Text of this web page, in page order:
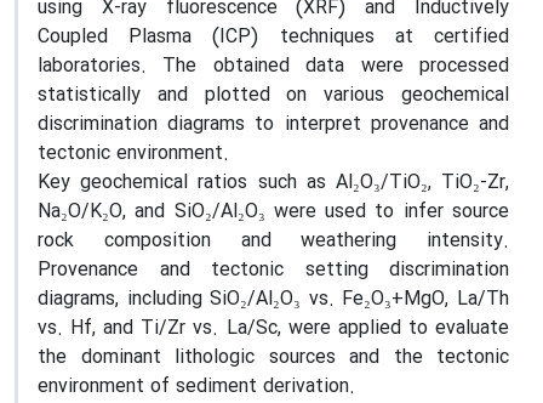
using X-ray fluorescence (XRF) and Inductively
Coupled Plasma (ICP) techniques at certified
laboratories. The obtained data were processed
statistically and plotted on various geochemical
discrimination diagrams to interpret provenance and
tectonic environment.
Key geochemical ratios such as Al₂O₃/TiO₂, TiO₂-Zr,
Na₂O/K₂O, and SiO₂/Al₂O₃ were used to infer source
rock composition and weathering intensity.
Provenance and tectonic setting discrimination
diagrams, including SiO₂/Al₂O₃ vs. Fe₂O₃+MgO, La/Th
vs. Hf, and Ti/Zr vs. La/Sc, were applied to evaluate
the dominant lithologic sources and the tectonic
environment of sediment derivation.